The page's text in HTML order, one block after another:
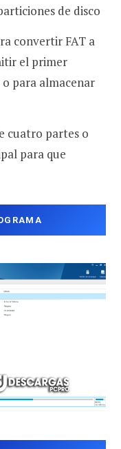
de disco
convertir FAT a
el primer
para almacenar
cuatro partes o
para que